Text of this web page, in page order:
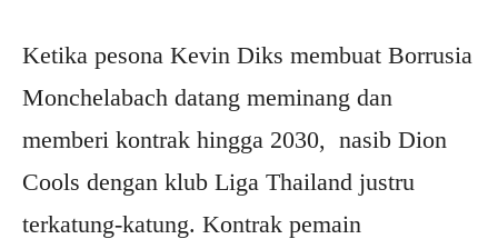
Ketika pesona Kevin Diks membuat Borrusia
Monchelabach datang meminang dan
memberi kontrak hingga 2030, nasib Dion
Cools dengan klub Liga Thailand justru
terkatung-katung. Kontrak pemain